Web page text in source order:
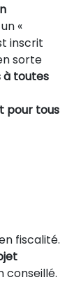
«
inscrit
sorte
à toutes
pour tous
fiscalité.
conseillé.